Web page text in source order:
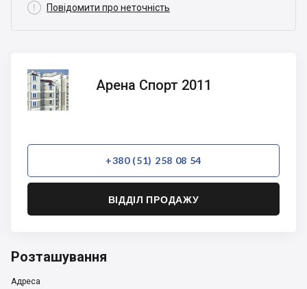
 Повідомити про неточність
Арена
Спорт
2011
Арена Спорт 2011
+380 (51) 258 08 54
ВІДДІЛ ПРОДАЖУ
Розташування
Адреса